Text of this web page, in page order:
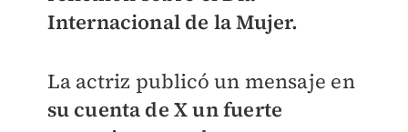
Internacional de la Mujer.
La actriz publicó un mensaje en
su cuenta de X un fuerte